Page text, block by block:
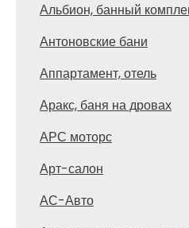
Альбион, банный
Антоновские бани
Аппартамент, отель
Аракс, баня на дровах
АРС моторс
Арт-салон
АС-Авто